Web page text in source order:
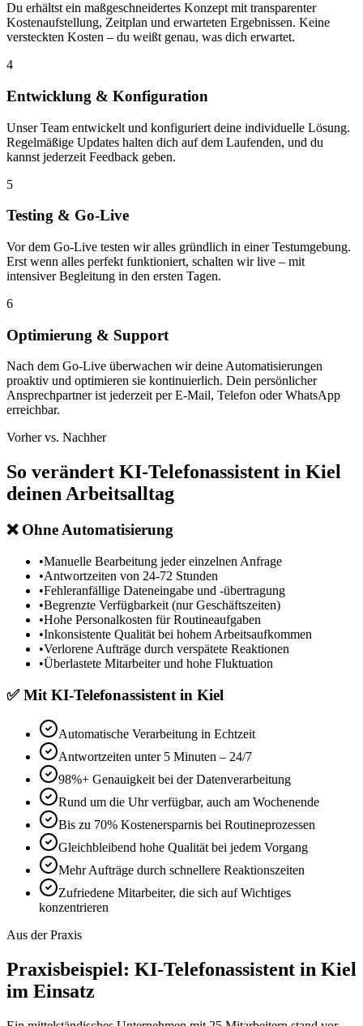
Du erhältst ein maßgeschneidertes Konzept mit transparenter
Kostenaufstellung, Zeitplan und erwarteten Ergebnissen. Keine
versteckten Kosten – du weißt genau, was dich erwartet.
4
Entwicklung & Konfiguration
Unser Team entwickelt und konfiguriert deine individuelle Lösung.
Regelmäßige Updates halten dich auf dem Laufenden, und du
kannst jederzeit Feedback geben.
5
Testing & Go-Live
Vor dem Go-Live testen wir alles gründlich in einer Testumgebung.
Erst wenn alles perfekt funktioniert, schalten wir live – mit
intensiver Begleitung in den ersten Tagen.
6
Optimierung & Support
Nach dem Go-Live überwachen wir deine Automatisierungen
proaktiv und optimieren sie kontinuierlich. Dein persönlicher
Ansprechpartner ist jederzeit per E-Mail, Telefon oder WhatsApp
erreichbar.
Vorher vs. Nachher
So verändert KI-Telefonassistent in Kiel
deinen Arbeitsalltag
❌Ohne Automatisierung
•Manuelle Bearbeitung jeder einzelnen Anfrage
•Antwortzeiten von 24-72 Stunden
•Fehleranfällige Dateneingabe und -übertragung
•Begrenzte Verfügbarkeit (nur Geschäftszeiten)
•Hohe Personalkosten für Routineaufgaben
•Inkonsistente Qualität bei hohem Arbeitsaufkommen
•Verlorene Aufträge durch verspätete Reaktionen
•Überlastete Mitarbeiter und hohe Fluktuation
✅Mit KI-Telefonassistent in Kiel
Automatische Verarbeitung in Echtzeit
Antwortzeiten unter 5 Minuten – 24/7
98%+ Genauigkeit bei der Datenverarbeitung
Rund um die Uhr verfügbar, auch am Wochenende
Bis zu 70% Kostenersparnis bei Routineprozessen
Gleichbleibend hohe Qualität bei jedem Vorgang
Mehr Aufträge durch schnellere Reaktionszeiten
Zufriedene Mitarbeiter, die sich auf Wichtiges
konzentrieren
Aus der Praxis
Praxisbeispiel: KI-Telefonassistent in Kiel
im Einsatz